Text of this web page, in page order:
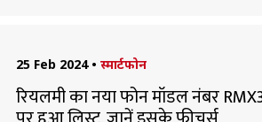
25 Feb 2024 • स्मार्टफोन
रियलमी का नया फोन मॉडल नंबर